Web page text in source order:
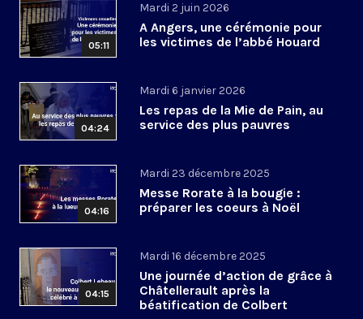
05:11
Mardi 2 juin 2026
A Angers, une cérémonie pour
les victimes de l’abbé Houard
04:24
Mardi 6 janvier 2026
Les repas de la Mie de Pain, au
service des plus pauvres
04:16
Mardi 23 décembre 2025
Messe Rorate à la bougie :
préparer les coeurs à Noël
04:15
Mardi 16 décembre 2025
Une journée d’action de grâce à
Châtellerault après la
béatification de Colbert